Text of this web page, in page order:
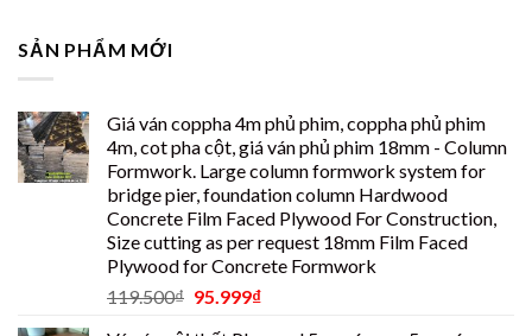
SẢN PHẨM MỚI
Giá ván coppha 4m phủ phim, coppha phủ phim
4m, cot pha cột, giá ván phủ phim 18mm - Column
Formwork. Large column formwork system for
bridge pier, foundation column Hardwood
Concrete Film Faced Plywood For Construction,
Size cutting as per request 18mm Film Faced
Plywood for Concrete Formwork
119.500₫ 95.999₫